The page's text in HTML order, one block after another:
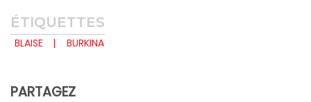
ÉTIQUETTES
BLAISE BURKINA
PARTAGEZ